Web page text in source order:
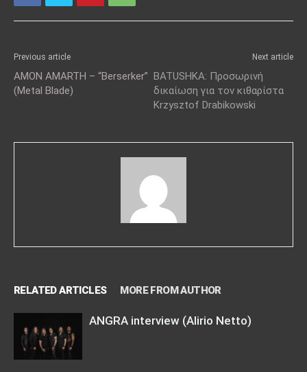
Previous article
AMON AMARTH – “Berserker”
(Metal Blade)
Next article
BATUSHKA: Προσωρινή
δικαίωση για τον κιθαρίστα
Krzysztof Drabikowski
RELATED ARTICLES MORE FROM AUTHOR
ANGRA interview (Alirio Netto)